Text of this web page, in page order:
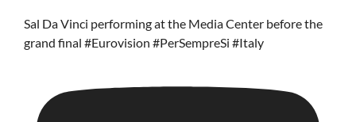
Sal Da Vinci performing at the Media Center before the
grand final #Eurovision #PerSempreSi #Italy